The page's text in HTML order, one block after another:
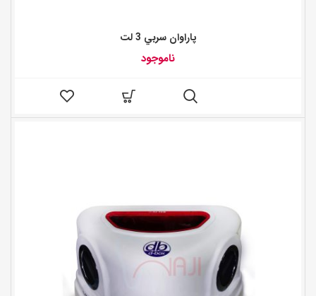
پاراوان سربي 3 لت
ناموجود